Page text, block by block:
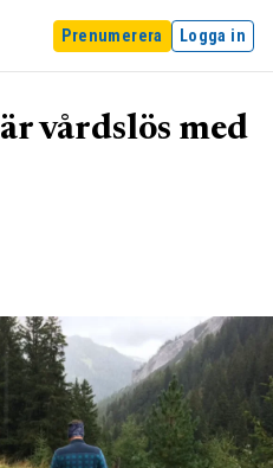
Prenumerera Logga in
vårdslös med